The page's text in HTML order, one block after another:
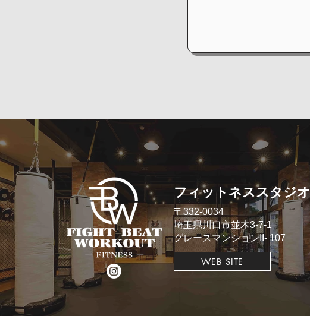
​フィットネススタジオ
​〒332-0034
埼玉県川口市並木3-7-1
​グレースマンションII- 107
WEB SITE